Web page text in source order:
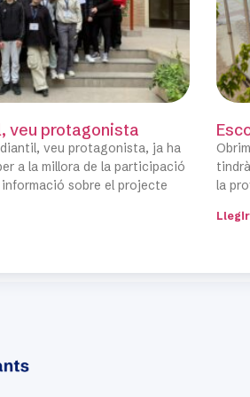
veu protagonista
veu protagonista, ja ha
a la millora de la participació
sobre el projecte
la
Llegir